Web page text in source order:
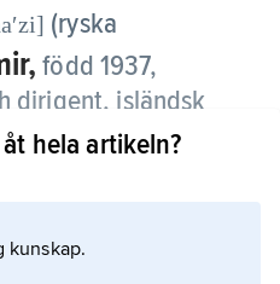
(ryska
född 1937,
dirigent, isländsk
bosatt i
av personlig,
hela artikeln?
kunskap.